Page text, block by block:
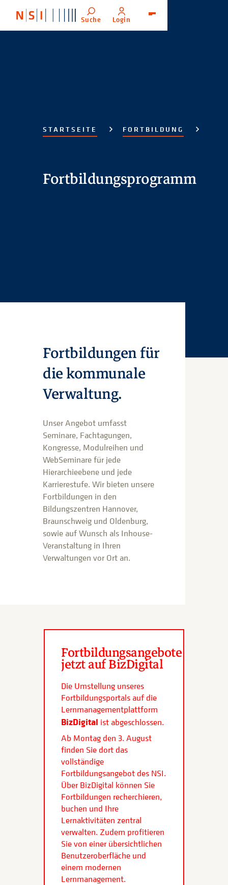
Suche Login
STARTSEITE FORTBILDUNG
Fortbildungsprogramm
Fortbildungen für
die kommunale
Verwaltung.
Unser Angebot umfasst
Seminare, Fachtagungen,
Kongresse, Modulreihen und
WebSeminare für jede
Hierarchieebene und jede
Karrierestufe. Wir bieten unsere
Fortbildungen in den
Bildungszentren Hannover,
Braunschweig und Oldenburg,
sowie auf Wunsch als Inhouse-
Veranstaltung in Ihren
Verwaltungen vor Ort an.
Fortbildungsangebote
jetzt auf BizDigital
Die Umstellung unseres
Fortbildungsportals auf die
Lernmanagementplattform
BizDigital ist abgeschlossen.
Ab Montag den 3. August
finden Sie dort das
vollständige
Fortbildungsangebot des NSI.
Über BizDigital können Sie
Fortbildungen recherchieren,
buchen und Ihre
Lernaktivitäten zentral
verwalten. Zudem profitieren
Sie von einer übersichtlichen
Benutzeroberfläche und
einem modernen
Lernmanagement.